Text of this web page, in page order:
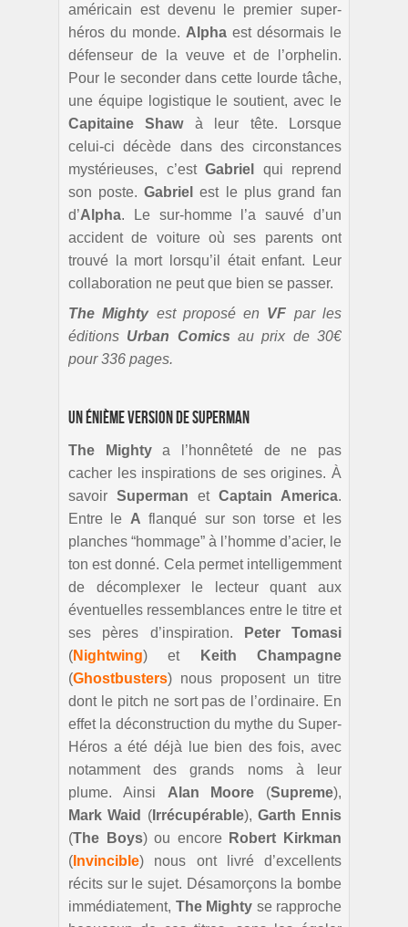
américain est devenu le premier super-
héros du monde. Alpha est désormais le
défenseur de la veuve et de l’orphelin.
Pour le seconder dans cette lourde tâche,
une équipe logistique le soutient, avec le
Capitaine Shawà leur tête. Lorsque
celui-ci décède dans des circonstances
mystérieuses, c’est Gabriel
qui reprend
son poste.Gabriel
est le plus grand fan
d’Alpha. Le sur-homme l’a sauvé d’un
accident de voiture où ses parents ont
trouvé la mort lorsqu’il était enfant. Leur
collaboration ne peut que bien se passer.
The Mightyest proposé en VF par les
éditions Urban Comics au prix de 30€
pour 336 pages.
Un énième version de Superman
The Mightya l’honnêteté de ne pas
cacher les inspirations de ses origines. À
savoir Superman et Captain America.
Entre le A flanqué sur son torse et les
planches “hommage” à l’homme d’acier, le
ton est donné. Cela permet intelligemment
de décomplexer le lecteur quant aux
éventuelles ressemblances entre le titre et
ses pères d’inspiration.
Peter
Tomasi
(Nightwing) etKeith Champagne
(Ghostbusters) nous proposent un titre
dont le pitch ne sort pas de l’ordinaire. En
effet la déconstruction du mythe du Super-
Héros a été déjà lue bien des fois, avec
notamment des grands noms à leur
plume. Ainsi Alan Moore (Supreme),
Mark Waid
(Irrécupérable), Garth Ennis
(The Boys) ou encore Robert Kirkman
( Invincible) nous ont livré d’excellents
récits sur le sujet. Désamorçons la bombe
immédiatement, The Mighty se rapproche